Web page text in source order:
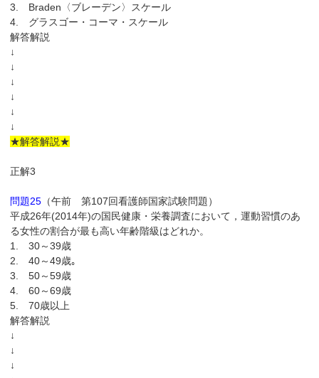
3. Braden〈ブレーデン〉スケール
4. グラスゴー・コーマ・スケール
解答解説
↓
↓
↓
↓
↓
↓
★解答解説★
正解3
問題25 （午前 第107回看護師国家試験問題）
平成26年(2014年)の国民健康・栄養調査において，運動習慣のあ
る女性の割合が最も高い年齢階級はどれか。
1. 30～39歳
2. 40～49歳｡
3. 50～59歳
4. 60～69歳
5. 70歳以上
解答解説
↓
↓
↓